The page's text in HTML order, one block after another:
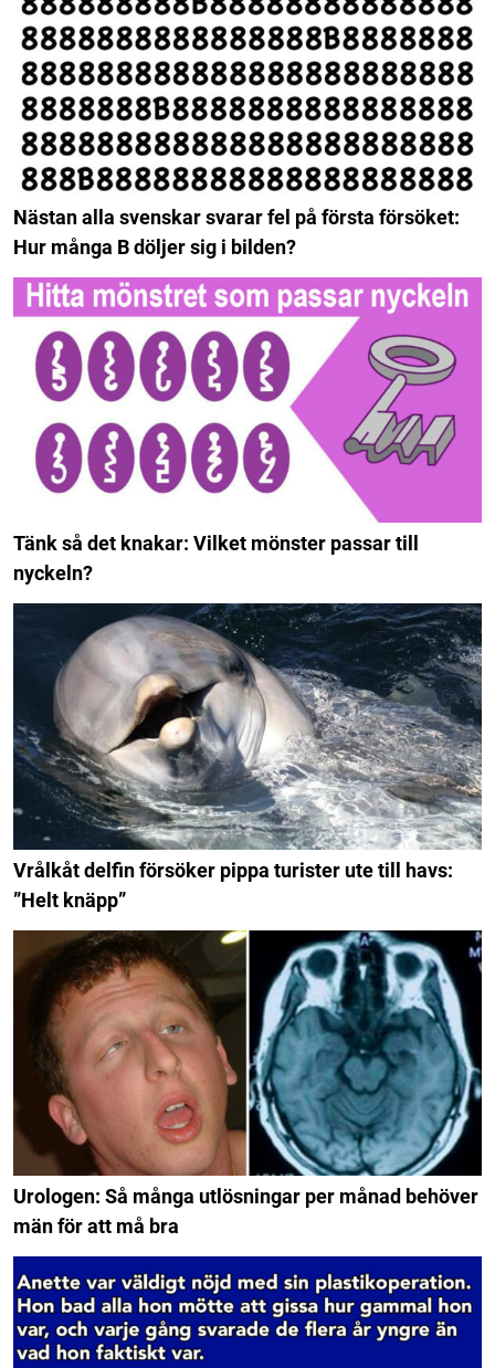
Nästan alla svenskar svarar fel på första försöket:
Hur många B döljer sig i bilden?
Tänk så det knakar: Vilket mönster passar till
nyckeln?
Vrålkåt delfin försöker pippa turister ute till havs:
”Helt knäpp”
Urologen: Så många utlösningar per månad behöver
män för att må bra